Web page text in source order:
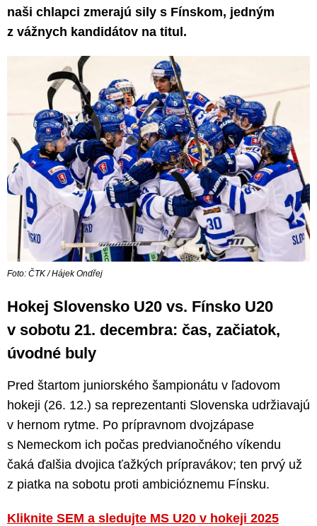
naši chlapci zmerajú sily s Fínskom, jedným
z vážnych kandidátov na titul.
Foto: ČTK / Hájek Ondřej
Hokej Slovensko U20 vs. Fínsko U20
v sobotu 21. decembra: čas, začiatok,
úvodné buly
Pred štartom juniorského šampionátu v ľadovom
hokeji (26. 12.) sa reprezentanti Slovenska udržiavajú
v hernom rytme. Po prípravnom dvojzápase
s Nemeckom ich počas predvianočného víkendu
čaká ďalšia dvojica ťažkých prípravákov; ten prvý už
z piatka na sobotu proti ambicióznemu Fínsku.
Kliknite SEM a sledujte MS U20 v hokeji 2025